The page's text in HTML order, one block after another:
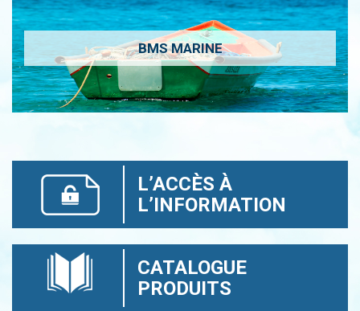
BMS MARINE
L’ACCÈS À
L’INFORMATION
CATALOGUE
PRODUITS